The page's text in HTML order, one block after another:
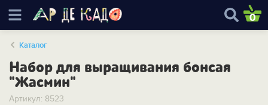
0
Каталог
Набор для выращивания бонсая
"Жасмин"
Артикул: 8523